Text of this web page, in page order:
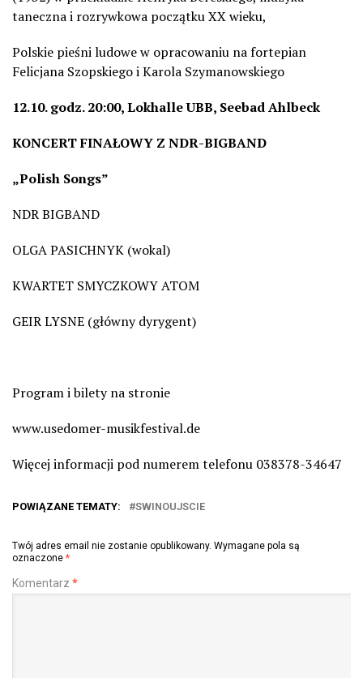
taneczna i rozrywkowa początku XX wieku,
Polskie pieśni ludowe w opracowaniu na fortepian
Felicjana Szopskiego i Karola Szymanowskiego
12.10. godz. 20:00, Lokhalle UBB, Seebad Ahlbeck
KONCERT FINAŁOWY Z NDR-BIGBAND
„Polish Songs”
NDR BIGBAND
OLGA PASICHNYK (wokal)
KWARTET SMYCZKOWY ATOM
GEIR LYSNE (główny dyrygent)
Program i bilety na stronie
www.usedomer-musikfestival.de
Więcej informacji pod numerem telefonu 038378-34647
POWIĄZANE TEMATY: SWINOUJSCIE
Twój adres email nie zostanie opublikowany. Wymagane pola są
oznaczone *
Komentarz *